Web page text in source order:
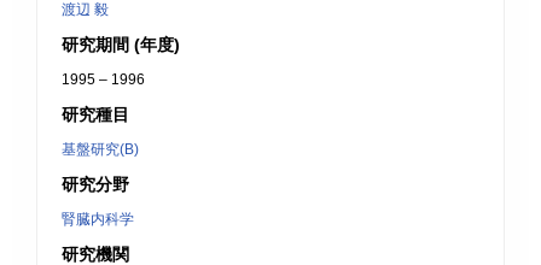
渡辺 毅
研究期間 (年度)
1995 – 1996
研究種目
基盤研究(B)
研究分野
腎臓内科学
研究機関